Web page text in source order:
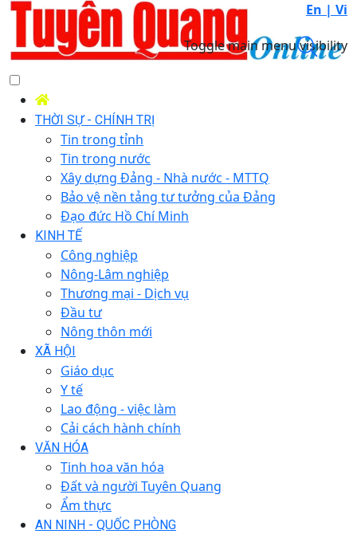
En | Vi
Toggle main menu visibility
THỜI SỰ - CHÍNH TRỊ
Tin trong tỉnh
Tin trong nước
Xây dựng Đảng - Nhà nước - MTTQ
Bảo vệ nền tảng tư tưởng của Đảng
Đạo đức Hồ Chí Minh
KINH TẾ
Công nghiệp
Nông-Lâm nghiệp
Thương mại - Dịch vụ
Đầu tư
Nông thôn mới
XÃ HỘI
Giáo dục
Y tế
Lao động - việc làm
Cải cách hành chính
VĂN HÓA
Tinh hoa văn hóa
Đất và người Tuyên Quang
Ẩm thực
AN NINH - QUỐC PHÒNG